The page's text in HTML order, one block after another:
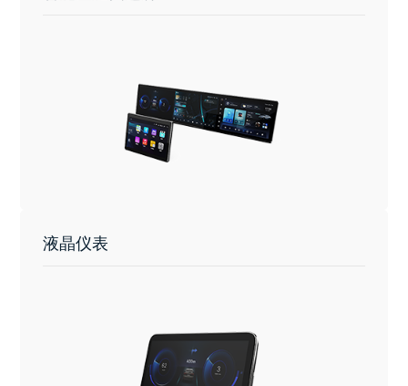
液晶仪表